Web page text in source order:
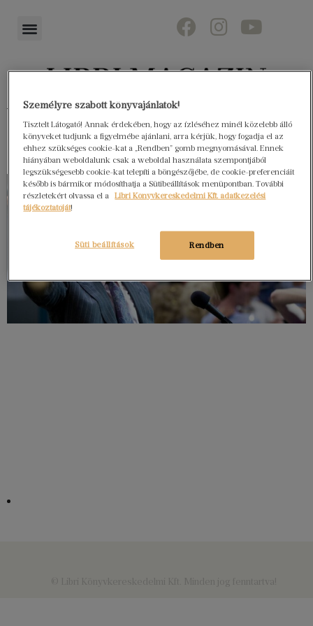
Könyvektől az olvasókig
Személyre szabott könyvajánlatok!
Tisztelt Látogató! Annak érdekében, hogy az ízléséhez minél közelebb álló
könyveket tudjunk a figyelmébe ajánlani, arra kérjük, hogy fogadja el az
ehhez szükséges cookie-kat a „Rendben” gomb megnyomásával. Ennek
hiányában weboldalunk csak a weboldal használata szempontjából
legszükségesebb cookie-kat telepíti a böngészőjébe, de cookie-preferenciáit
később is bármikor módosíthatja a Sütibeállítások menüpontban. További
részletekért olvassa el a
Libri Könyvkereskedelmi Kft. adatkezelési
tájékoztatóját!
Rendben
Süti beállítások